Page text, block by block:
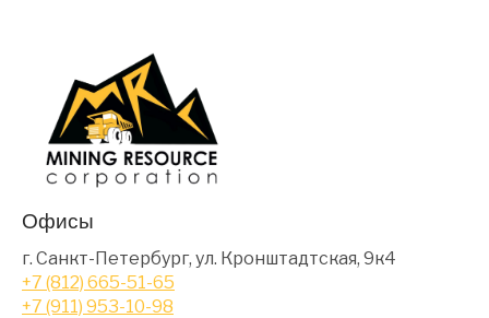
Офисы
г. Санкт-Петербург, ул. Кронштадтская, 9к4
+7 (812) 665-51-65
+7 (911) 953-10-98